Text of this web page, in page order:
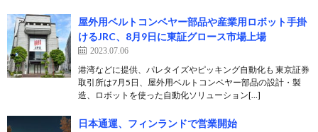
屋外用ベルトコンベヤー部品や産業用ロボット手掛
けるJRC、8月9日に東証グロース市場上場
2023.07.06
港湾などに提供、パレタイズやピッキング自動化も 東京証券
取引所は7月5日、屋外用ベルトコンベヤー部品の設計・製
造、ロボットを使った自動化ソリューション[…]
日本通運、フィンランドで営業開始